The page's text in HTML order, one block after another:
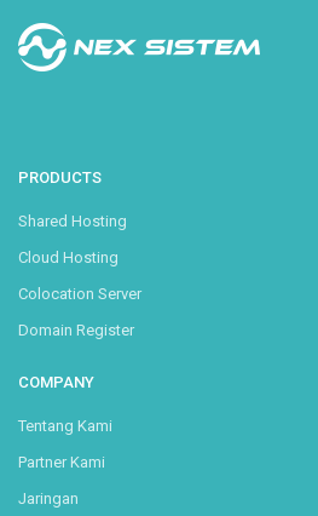
PRODUCTS
Shared Hosting
Cloud Hosting
Colocation Server
Domain Register
COMPANY
Tentang Kami
Partner Kami
Jaringan